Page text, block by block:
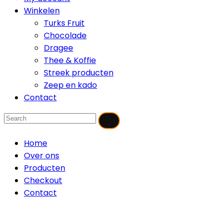
Winkelen
Turks Fruit
Chocolade
Dragee
Thee & Koffie
Streek producten
Zeep en kado
Contact
Home
Over ons
Producten
Checkout
Contact